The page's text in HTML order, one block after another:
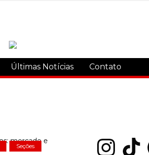
Últimas Notícias Contato
Seções
InstagramTikTok